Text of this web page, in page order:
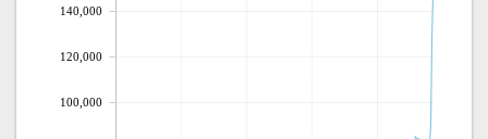
100,000
120,000
140,000